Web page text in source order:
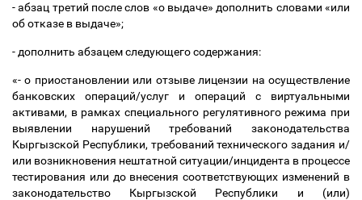
- абзац третий после слов «о выдаче» дополнить словами «или
об отказе в выдаче»;
- дополнить абзацем следующего содержания:
«-о приостановлении или отзыве лицензии на осуществление
банковских операций/услуг и операций с виртуальными
активами, в рамках специального регулятивного режима при
выявлении нарушений требований законодательства
Кыргызской Республики, требований технического задания и/
или возникновения нештатной ситуации/инцидента в процессе
тестирования или до внесения соответствующих изменений в
законодательство Кыргызской Республики и (или)